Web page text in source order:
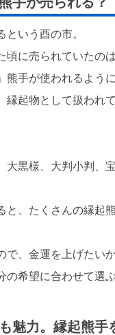
いう酉の市。
頃に売られていたの
熊手が使われるよう
縁起物として扱われ
大黒様、大判小判
と、たくさんの縁起
で、金運を上げたい
希望に合わせて選ぶ
魅力。縁起熊手